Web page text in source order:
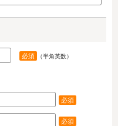
必須 （半角英数）
必須
必須